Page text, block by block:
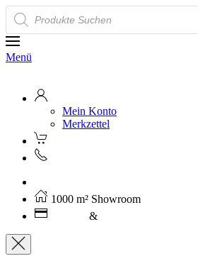
Products
search
Menü
Mein Konto
Merkzettel
1000 m² Showroom
&